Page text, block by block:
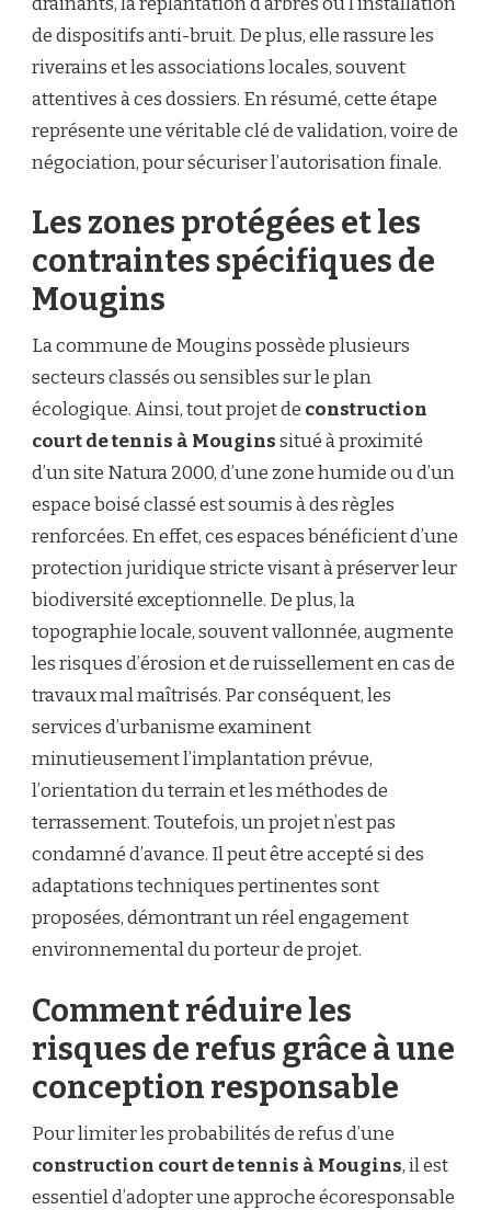
de dispositifs anti-bruit. De plus, elle rassure les
riverains et les associations locales, souvent
attentives à ces dossiers. En résumé, cette étape
représente une véritable clé de validation, voire de
négociation, pour sécuriser l’autorisation finale.
Les zones protégées et les
contraintes spécifiques de
Mougins
La commune de Mougins possède plusieurs
secteurs classés ou sensibles sur le plan
écologique. Ainsi, tout projet de construction
court de tennis à Mouginssitué à proximité
d’un site Natura 2000, d’une zone humide ou d’un
espace boisé classé est soumis à des règles
renforcées. En effet, ces espaces bénéficient d’une
protection juridique stricte visant à préserver leur
biodiversité exceptionnelle. De plus, la
topographie locale, souvent vallonnée, augmente
les risques d’érosion et de ruissellement en cas de
travaux mal maîtrisés. Par conséquent, les
services d’urbanisme examinent
minutieusement l’implantation prévue,
l’orientation du terrain et les méthodes de
terrassement. Toutefois, un projet n’est pas
condamné d’avance. Il peut être accepté si des
adaptations techniques pertinentes sont
proposées, démontrant un réel engagement
environnemental du porteur de projet.
Comment réduire les
risques de refus grâce à une
conception responsable
Pour limiter les probabilités de refus d’une
construction court de tennis à Mougins, il est
essentiel d’adopter une approche écoresponsable